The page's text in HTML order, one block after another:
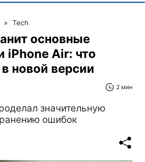
» Tech
основные
iPhone Air: что
новой версии
2 мин
значительную
ошибок